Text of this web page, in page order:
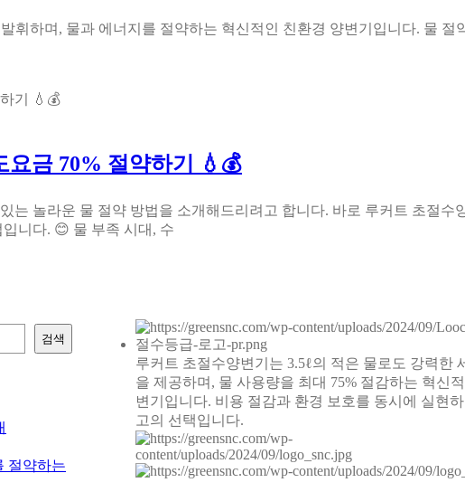
휘하며, 물과 에너지를 절약하는 혁신적인 친환경 양변기입니다. 물 절
요금 70% 절약하기 💧💰
는 놀라운 물 절약 방법을 소개해드리려고 합니다. 바로 루커트 초절수
니다. 😊 물 부족 시대, 수
검색
절약하는
루커트 초절수양변기는 3.5ℓ의 적은 물로도 강력한
을 제공하며, 물 사용량을 최대 75% 절감하는 혁신
변기입니다. 비용 절감과 환경 보호를 동시에 실현하
고의 선택입니다.